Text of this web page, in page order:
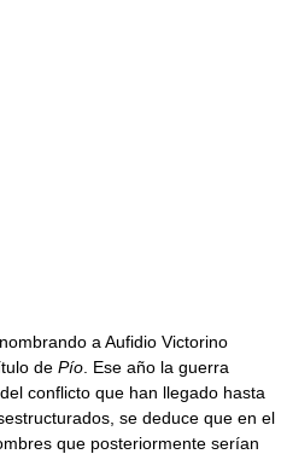
nombrando a Aufidio Victorino
de Pío . Ese año la guerra
conflicto que han llegado hasta
se deduce que en el
que posteriormente serían